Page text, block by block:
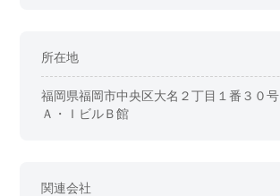
所在地
福岡県福岡市中央区大名２丁目１番３０号
Ａ・ＩビルＢ館
関連会社